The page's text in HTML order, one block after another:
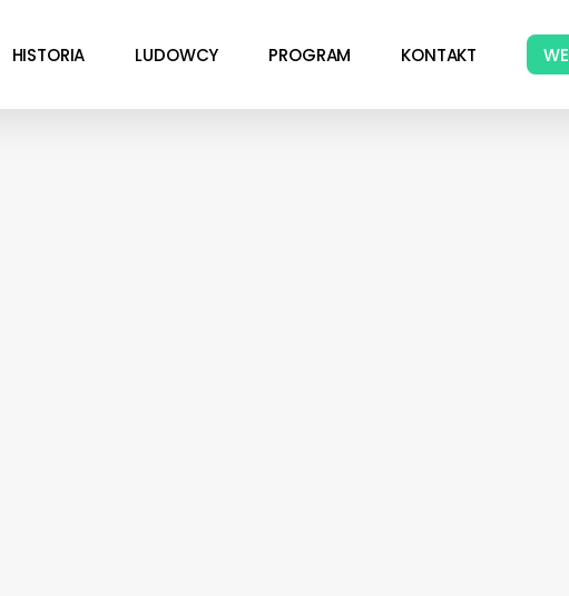
HISTORIA LUDOWCY PROGRAM KONTAKT